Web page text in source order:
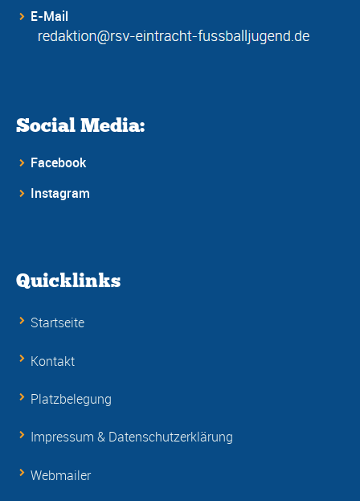
E-Mail
Social Media:
Facebook
Instagram
Quicklinks
Startseite
Kontakt
Platzbelegung
Impressum & Datenschutzerklärung
Webmailer